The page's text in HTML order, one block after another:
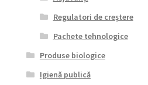
Regulatori de creștere
Pachete tehnologice
Produse biologice
Igienă publică